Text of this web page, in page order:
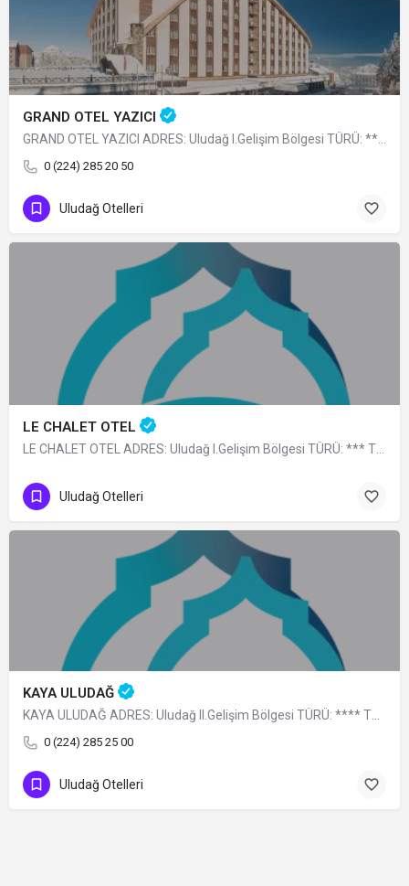
GRAND OTEL YAZICI
GRAND OTEL YAZICI ADRES: Uludağ I.Gelişim Bölgesi TÜRÜ: **** TELEFON: 0 (224) 285…
0 (224) 285 20 50
Uludağ Otelleri
LE CHALET OTEL
LE CHALET OTEL ADRES: Uludağ I.Gelişim Bölgesi TÜRÜ: *** TELEFON: 0 (224) 285 23 40
Uludağ Otelleri
KAYA ULUDAĞ
KAYA ULUDAĞ ADRES: Uludağ II.Gelişim Bölgesi TÜRÜ: **** TELEFON: 0 (224) 285 25…
0 (224) 285 25 00
Uludağ Otelleri